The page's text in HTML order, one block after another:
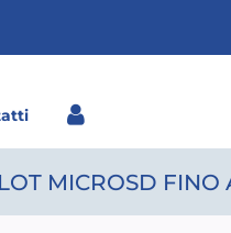
MICROSD FINO